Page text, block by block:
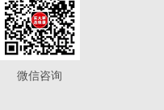
微信咨询